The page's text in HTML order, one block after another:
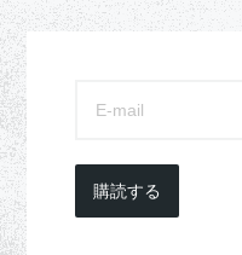
購読する